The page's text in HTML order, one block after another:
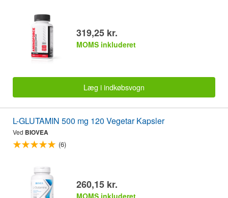
319,25 kr.
MOMS inkluderet
Læg i indkøbsvogn
L-GLUTAMIN 500 mg 120 Vegetar Kapsler
Ved BIOVEA
(6)
260,15 kr.